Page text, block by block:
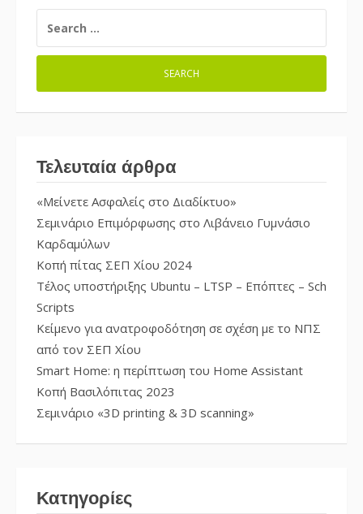
FOR:
Τελευταία άρθρα
«Μείνετε Ασφαλείς στο Διαδίκτυο»
Σεμινάριο Επιμόρφωσης στο Λιβάνειο Γυμνάσιο
Καρδαμύλων
Κοπή πίτας ΣΕΠ Χίου 2024
Τέλος υποστήριξης Ubuntu – LTSP – Επόπτες – Sch
Scripts
Κείμενο για ανατροφοδότηση σε σχέση με το ΝΠΣ
από τον ΣΕΠ Χίου
Smart Home: η περίπτωση του Home Assistant
Κοπή Βασιλόπιτας 2023
Σεμινάριο «3D printing & 3D scanning»
Κατηγορίες